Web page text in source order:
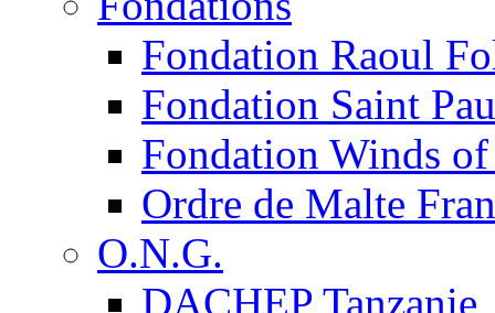
Fondation Raoul
Fondation Saint
Fondation Winds
Ordre de Malte
O.N.G.
DACHEP Tanzanie